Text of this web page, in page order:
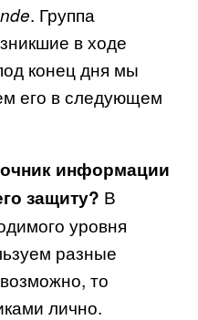
. Группа
в ходе
конец дня мы
его в следующем
информации
защиту? В
уровня
разные
то
лично.